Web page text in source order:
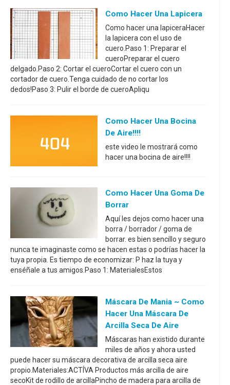
Como Hacer Una Lapicera
Como hacer una lapiceraHacer
la lapicera con el uso de
cuero.Paso 1: Preparar el
cueroPreparar el cuero
delgado.Paso 2: Cortar el cueroCortar el cuero con un
cortador de cuero.Tenga cuidado de no cortar los
dedos!Paso 3: Pulir el borde de cueroApliqu
Como Hacer Una Bocina
De Aire!!!!
este video le mostrará como
hacer una bocina de aire!!!!
Como Hacer Una Goma De
Borrar
Aquí les dejos como hacer una
borra / borrador / goma de
borrar. es bien sencillo y seguro
nunca te imaginaste como se hacen estas o podrías hacer la
tuya propia. Es tiempo de economizar: P haz la tuya y
enséñale a tus amigos.Paso 1: MaterialesEstos
Máscara De Mania ~ Como
Hacer Una Máscara De
Arcilla Seca De Aire
Máscaras han existido durante
miles de años y ahora usted
puede hacer su máscara decorativa de arcilla seca aire
propio.Materiales:ACTÍVA Productos más arcilla de aire
secoKit de rodillo de arcillaPincho de madera para arcilla de